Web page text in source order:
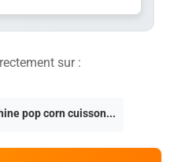
sur :
pop corn cuisson...